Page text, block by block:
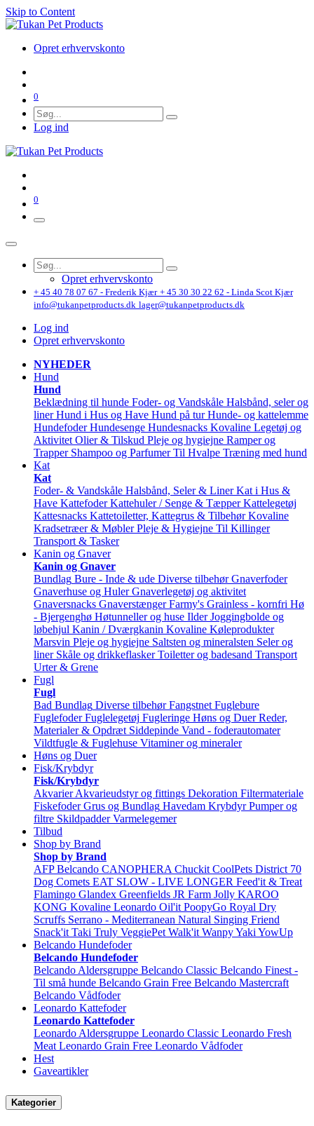
Skip to Content
Opret erhvervskonto
0
Log ind
0
Opret erhvervskonto
+ 45 40 78 07 67 - Frederik Kjær + 45 30 30 22 62 - Linda Scot Kjær
info@tukanpetproducts.dk lager@tukanpetproducts.dk
Log ind
Opret erhvervskonto
NYHEDER
Hund
Hund
Beklædning til hunde Foder- og Vandskåle Halsbånd, seler og
liner Hund i Hus og Have Hund på tur Hunde- og kattelemme
Hundefoder Hundesenge Hundesnacks Kovaline Legetøj og
Aktivitet Olier & Tilskud Pleje og hygiejne Ramper og
Trapper Shampoo og Parfumer Til Hvalpe Træning med hund
Kat
Kat
Foder- & Vandskåle Halsbånd, Seler & Liner Kat i Hus &
Have Kattefoder Kattehuler / Senge & Tæpper Kattelegetøj
Kattesnacks Kattetoiletter, Kattegrus & Tilbehør Kovaline
Kradsetræer & Møbler Pleje & Hygiejne Til Killinger
Transport & Tasker
Kanin og Gnaver
Kanin og Gnaver
Bundlag Bure - Inde & ude Diverse tilbehør Gnaverfoder
Gnaverhuse og Huler Gnaverlegetøj og aktivitet
Gnaversnacks Gnaverstænger Farmy's Grainless - kornfri Hø
- Bjergenghø Høtunneller og huse Ilder Joggingbolde og
løbehjul Kanin / Dværgkanin Kovaline Køleprodukter
Marsvin Pleje og hygiejne Saltsten og mineralsten Seler og
liner Skåle og drikkeflasker Toiletter og badesand Transport
Urter & Grene
Fugl
Fugl
Bad Bundlag Diverse tilbehør Fangstnet Fuglebure
Fuglefoder Fuglelegetøj Fugleringe Høns og Duer Reder,
Materialer & Opdræt Siddepinde Vand - foderautomater
Vildtfugle & Fuglehuse Vitaminer og mineraler
Høns og Duer
Fisk/Krybdyr
Fisk/Krybdyr
Akvarier Akvarieudstyr og fittings Dekoration Filtermateriale
Fiskefoder Grus og Bundlag Havedam Krybdyr Pumper og
filtre Skildpadder Varmelegemer
Tilbud
Shop by Brand
Shop by Brand
AFP Belcando CANOPHERA Chuckit CoolPets District 70
Dog Comets EAT SLOW - LIVE LONGER Feed'it & Treat
Flamingo Glandex Greenfields JR Farm Jolly KAROO
KONG Kovaline Leonardo Oil'it PoopyGo Royal Dry
Scruffs Serrano - Mediterranean Natural Singing Friend
Snack'it Taki Truly VeggiePet Walk'it WanpyYaki YowUp
Belcando Hundefoder
Belcando Hundefoder
Belcando Aldersgruppe Belcando Classic Belcando Finest -
Til små hunde Belcando Grain Free Belcando Mastercraft
Belcando Vådfoder
Leonardo Kattefoder
Leonardo Kattefoder
Leonardo Aldersgruppe Leonardo Classic Leonardo Fresh
Meat Leonardo Grain Free Leonardo Vådfoder
Hest
Gaveartikler
Kategorier